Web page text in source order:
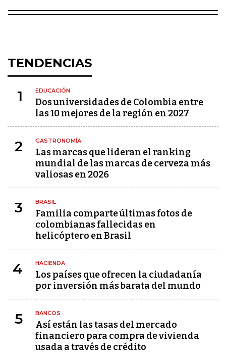
TENDENCIAS
1 EDUCACIÓN
Dos universidades de Colombia entre
las 10 mejores de la región en 2027
2 GASTRONOMÍA
Las marcas que lideran el ranking
mundial de las marcas de cerveza más
valiosas en 2026
3 BRASIL
Familia comparte últimas fotos de
colombianas fallecidas en
helicóptero en Brasil
4 HACIENDA
Los países que ofrecen la ciudadanía
por inversión más barata del mundo
5 BANCOS
Así están las tasas del mercado
financiero para compra de vivienda
usada a través de crédito